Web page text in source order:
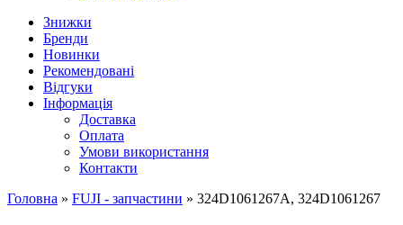
Знижки
Бренди
Новинки
Рекомендовані
Відгуки
Інформація
Доставка
Оплата
Умови використання
Контакти
Головна » FUJI - запчастини » 324D1061267A, 324D1061267